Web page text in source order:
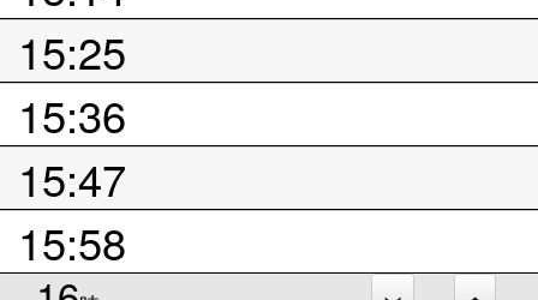
15:25
15:36
15:47
15:58